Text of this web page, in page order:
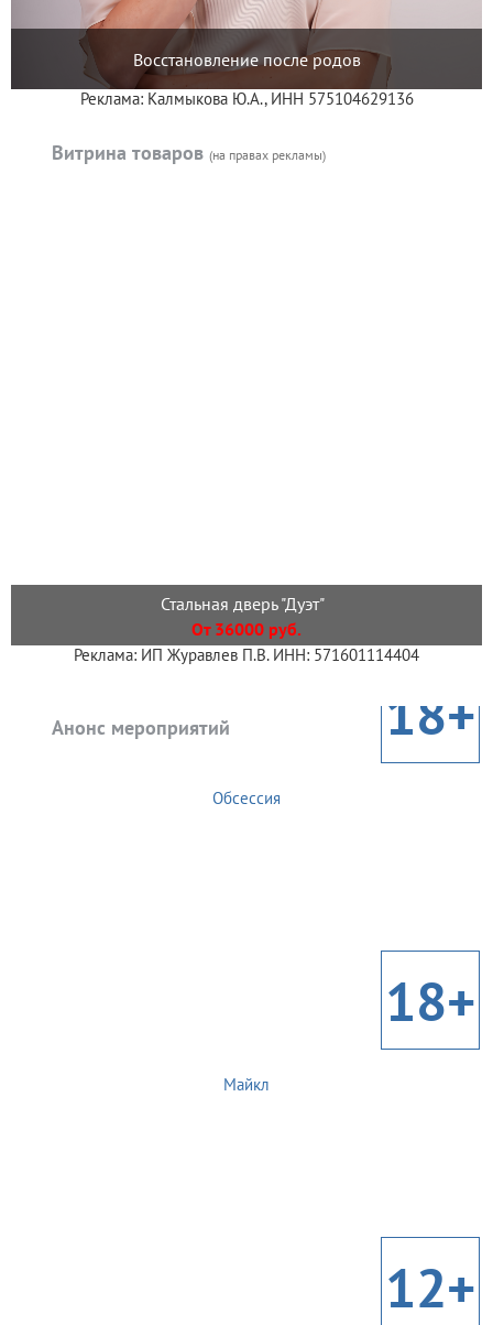
Восстановление после родов
Реклама: Калмыкова Ю.А., ИНН 575104629136
Витрина товаров (на правах рекламы)
Стальная дверь "Дуэт"
От 36000 руб.
Реклама: ИП Журавлев П.В. ИНН: 571601114404
Анонс мероприятий 18+
Обсессия
18+
Майкл
12+